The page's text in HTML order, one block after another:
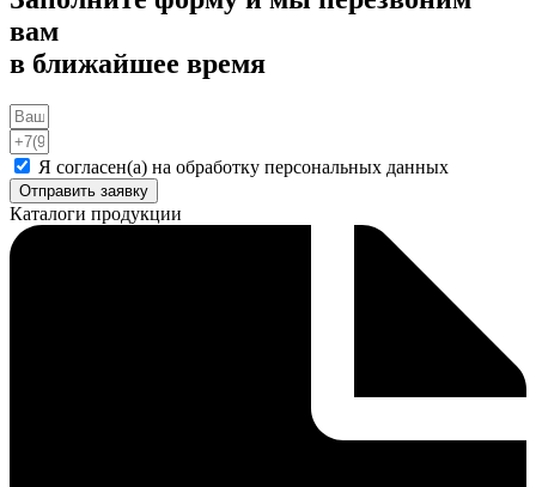
вам
в ближайшее время
Я согласен(а) на обработку персональных данных
Отправить заявку
Каталоги продукции